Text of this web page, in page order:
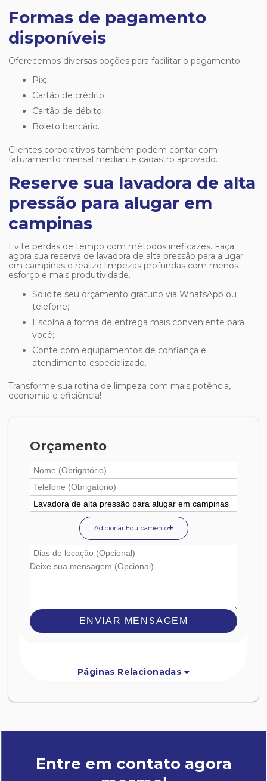
Formas de pagamento
disponíveis
Oferecemos diversas opções para facilitar o pagamento:
Pix;
Cartão de crédito;
Cartão de débito;
Boleto bancário.
Clientes corporativos também podem contar com
faturamento mensal mediante cadastro aprovado.
Reserve sua lavadora de alta
pressão para alugar em
campinas
Evite perdas de tempo com métodos ineficazes. Faça
agora sua reserva de lavadora de alta pressão para alugar
em campinas e realize limpezas profundas com menos
esforço e mais produtividade.
Solicite seu orçamento gratuito via WhatsApp ou
telefone;
Escolha a forma de entrega mais conveniente para
você;
Conte com equipamentos de confiança e
atendimento especializado.
Transforme sua rotina de limpeza com mais potência,
economia e eficiência!
Orçamento
Adicionar Equipamento
ENVIAR MENSAGEM
Páginas Relacionadas
Entre em contato agora